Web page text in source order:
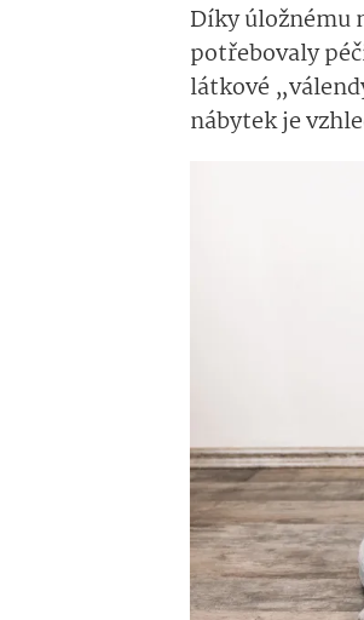
Díky úložnému
potřebovaly
látkové
nábytek je